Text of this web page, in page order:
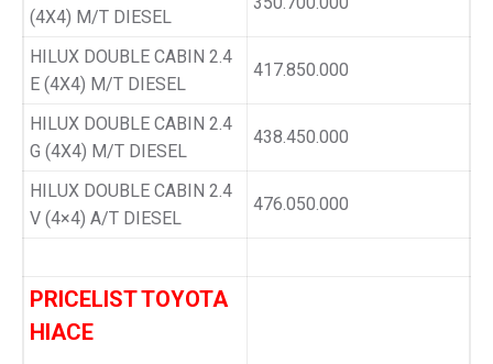
(4X4) M/T DIESEL
HILUX DOUBLE CABIN 2.4
E (4X4) M/T DIESEL
417.850.000
HILUX DOUBLE CABIN 2.4
G (4X4) M/T DIESEL
438.450.000
HILUX DOUBLE CABIN 2.4
V (4×4) A/T DIESEL
476.050.000
PRICELIST TOYOTA
HIACE